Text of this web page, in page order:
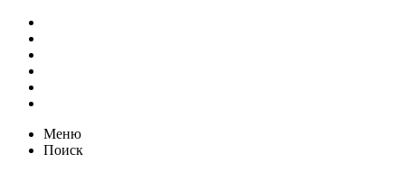
Меню
Поиск